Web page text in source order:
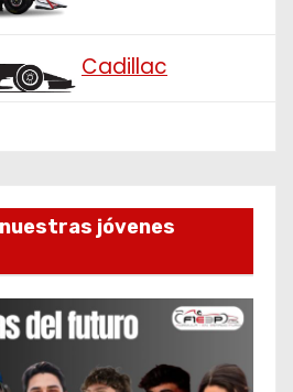
Cadillac
jóvenes